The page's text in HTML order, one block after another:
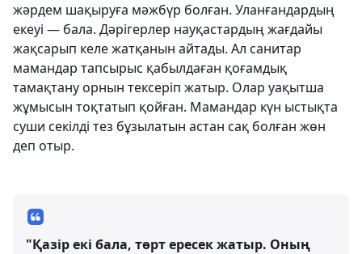
жәрдем шақыруға мәжбүр болған. Уланғандардың
екеуі — бала. Дәрігерлер науқастардың жағдайы
жақсарып келе жатқанын айтады. Ал санитар
мамандар тапсырыс қабылдаған қоғамдық
тамақтану орнын тексеріп жатыр. Олар уақытша
жұмысын тоқтатып қойған. Мамандар күн ыстықта
суши секілді тез бұзылатын астан сақ болған жөн
деп отыр.
"Қазір екі бала, төрт ересек жатыр. Оның